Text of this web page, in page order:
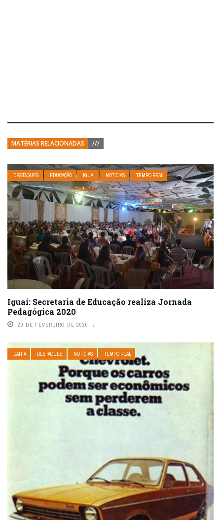
MATÉRIAS RELACIONADAS ///
DESTAQUES EDUCAÇÃO IGUAÍ NOTÍCIAS TEMPO REAL
Iguaí: Secretaria de Educação realiza Jornada
Pedagógica 2020
20 DE FEVEREIRO DE 2020
BAHIA DESTAQUES NOTÍCIAS TEMPO REAL